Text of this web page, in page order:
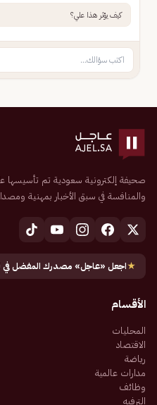
كيف يؤثر هذا علي؟
والمنافسة في سبق الأخبار بمهنية
★اجعل «عاجل» مصدرك المفضل في
الأقسام
المحليات
الاقتصاد
رياضة
مدارات عالمية
وظائف
الترفيه